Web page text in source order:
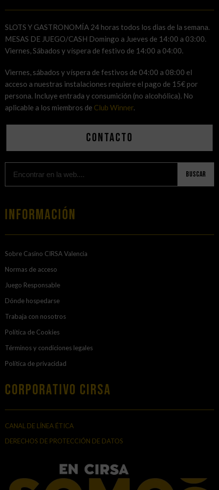
SLOTS Y GASTRONOMÍA 24 horas todos los dias de la semana.
MESAS DE JUEGO/CASH Domingo a Jueves de 14:00 a 03:00.
Viernes, Sábados y víspera de festivo de 14:00 a 04:00.
Viernes, sábados y víspera de festivos de 04:00 a 08:00 el
acceso a nuestras instalaciones requiere el pago de 15€ por
persona. Incluye entrada y consumición (no alcohólica). No
aplicable a los miembros de Club Winner.
Contacto
Buscar
Información
Sobre Casino CIRSA Valencia
Normas de acceso
Juego Responsable
Dónde hospedarse
Trabaja con nosotros
Política de Cookies
Términos y condiciones legales
Política de privacidad
Corporativo Cirsa
CANAL DE LÍNEA ÉTICA
DERECHOS DE PROTECCIÓN DE DATOS